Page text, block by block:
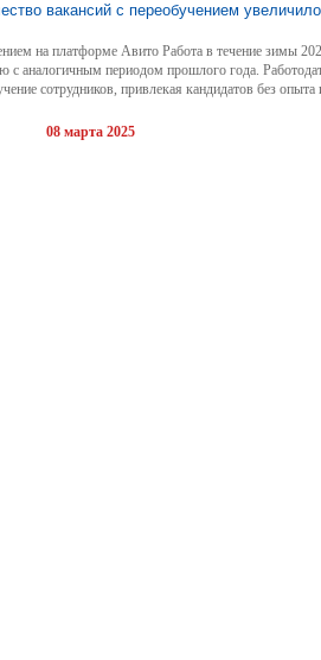
вакансий с переобучением
на платформе Авито Работа в течение зимы
с аналогичным периодом прошлого года.
сотрудников, привлекая кандидатов без опыта
08 марта 2025